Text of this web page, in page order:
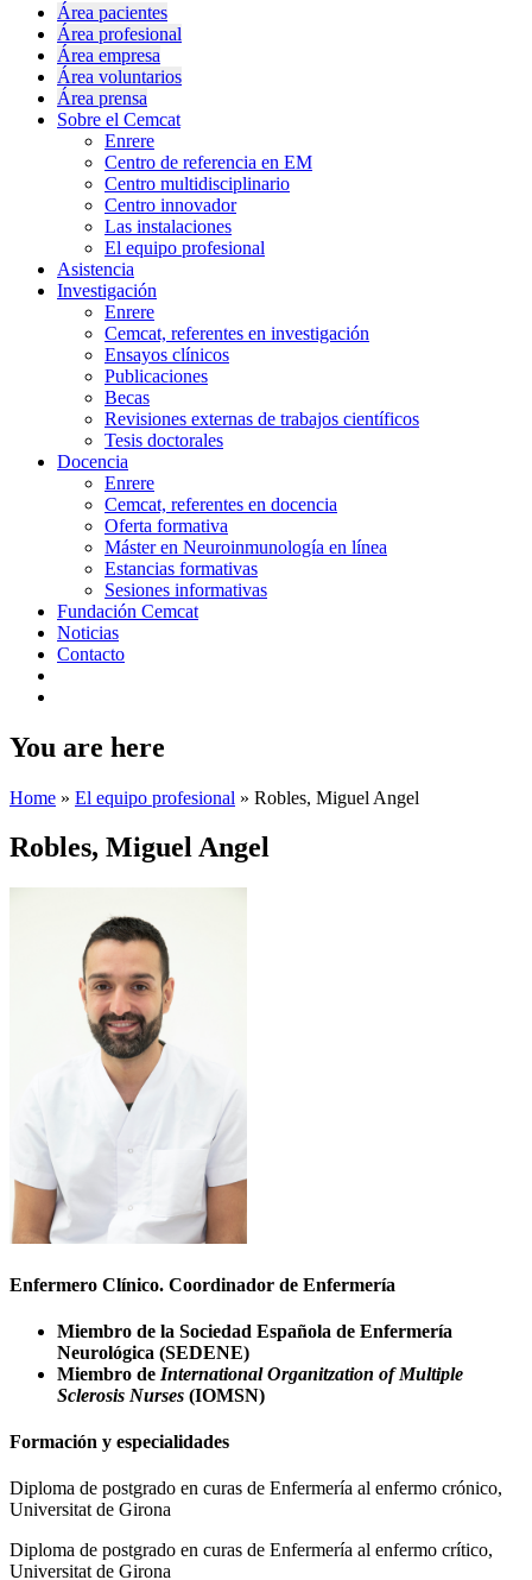
Área pacientes
Área profesional
Área empresa
Área voluntarios
Área prensa
Sobre el Cemcat
Enrere
Centro de referencia en EM
Centro multidisciplinario
Centro innovador
Las instalaciones
El equipo profesional
Asistencia
Investigación
Enrere
Cemcat, referentes en investigación
Ensayos clínicos
Publicaciones
Becas
Revisiones externas de trabajos científicos
Tesis doctorales
Docencia
Enrere
Cemcat, referentes en docencia
Oferta formativa
Máster en Neuroinmunología en línea
Estancias formativas
Sesiones informativas
Fundación Cemcat
Noticias
Contacto
You are here
Home » El equipo profesional » Robles, Miguel Angel
Robles, Miguel Angel
Enfermero Clínico. Coordinador de Enfermería
Miembro de la Sociedad Española de Enfermería
Neurológica (SEDENE)
Miembro de International Organitzation of Multiple
Sclerosis Nurses (IOMSN)
Formación y especialidades
Diploma de postgrado en curas de Enfermería al enfermo crónico,
Universitat de Girona
Diploma de postgrado en curas de Enfermería al enfermo crítico,
Universitat de Girona